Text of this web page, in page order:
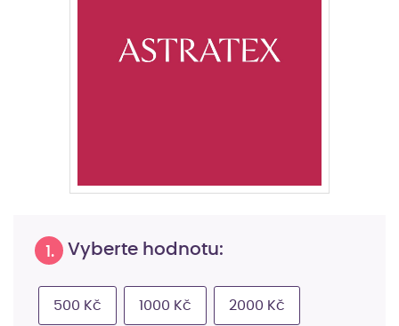
1. Vyberte hodnotu:
500 Kč 1000 Kč 2000 Kč